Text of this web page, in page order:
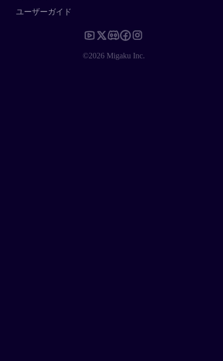
ユーザーガイド
©2026 Migaku Inc.